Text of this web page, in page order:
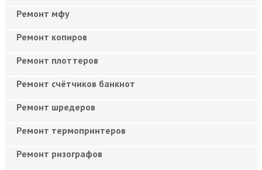
Ремонт мфу
Ремонт копиров
Ремонт плоттеров
Ремонт счётчиков банкнот
Ремонт шредеров
Ремонт термопринтеров
Ремонт ризографов